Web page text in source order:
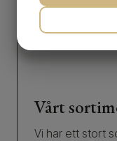
Vårt
Vi har ett stort